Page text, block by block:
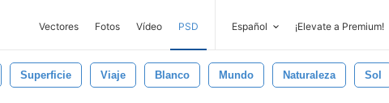
Vectores Fotos Vídeo PSD Español ¡Elevate a Premium!
Superficie Viaje Blanco Mundo Naturaleza Sol